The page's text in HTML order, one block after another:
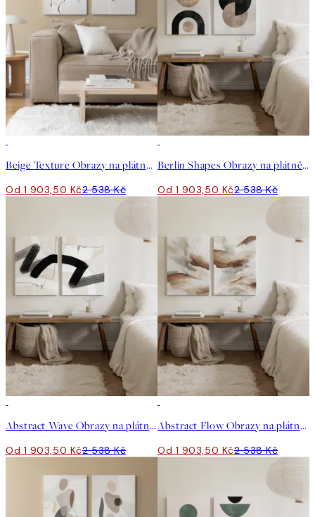
Beige Texture Obrazy na plátně Duo
Od 1 903,50 Kč2 538 Kč
Berlin Shapes Obrazy na plátně Duo
Od 1 903,50 Kč2 538 Kč
Abstract Wave Obrazy na plátně Duo
Od 1 903,50 Kč2 538 Kč
Abstract Flow Obrazy na plátně Duo
Od 1 903,50 Kč2 538 Kč